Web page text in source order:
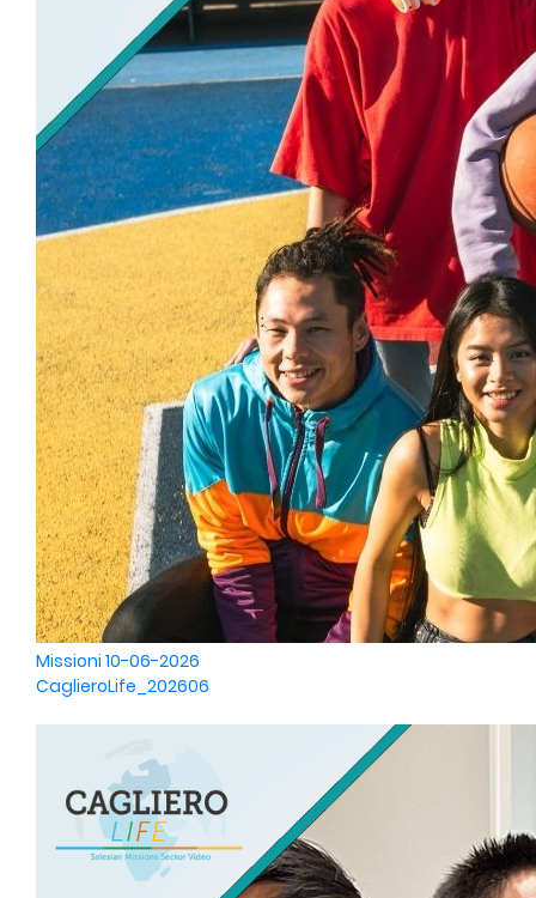
Missioni 10-06-2026
CaglieroLife_202606